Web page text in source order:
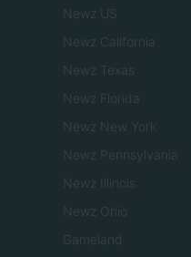
Newz US
Newz California
Newz Texas
Newz Florida
Newz New York
Newz Pennsylvania
Newz Illinois
Newz Ohio
Gameland